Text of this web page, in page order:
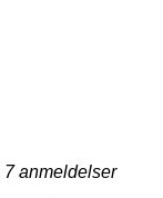
7anmeldelser